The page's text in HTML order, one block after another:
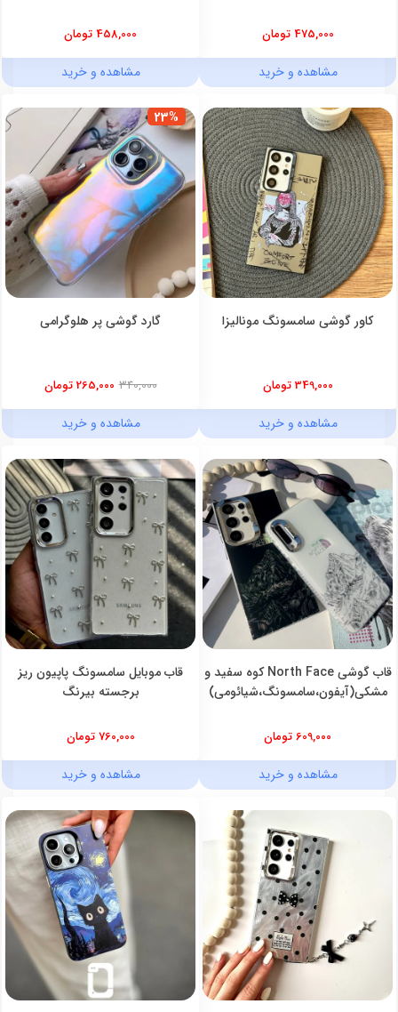
475,000 تومان
مشاهده و خرید
458,000 تومان
مشاهده و خرید
کاور گوشی سامسونگ مونالیزا
349,000 تومان
مشاهده و خرید
23%
گارد گوشی پر هلوگرامی
340,000 265,000 تومان
مشاهده و خرید
قاب گوشی North Face کوه سفید و
مشکی(آیفون،سامسونگ،شیائومی)
609,000 تومان
مشاهده و خرید
قاب موبایل سامسونگ پاپیون ریز
برجسته بیرنگ
760,000 تومان
مشاهده و خرید